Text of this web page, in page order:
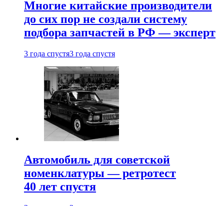
Многие китайские производители
до сих пор не создали систему
подбора запчастей в РФ — эксперт
3 года спустя3 года спустя
Автомобиль для советской
номенклатуры — ретротест
40 лет спустя